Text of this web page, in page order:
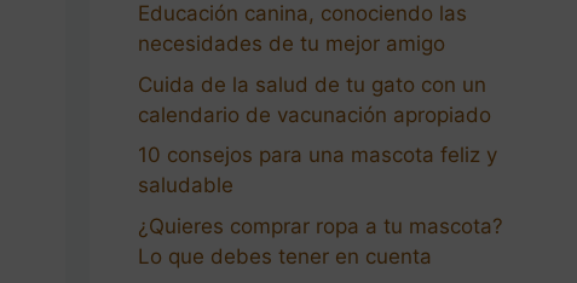
Educación canina, conociendo las
necesidades de tu mejor amigo
Cuida de la salud de tu gato con un
calendario de vacunación apropiado
10 consejos para una mascota feliz y
saludable
¿Quieres comprar ropa a tu mascota?
Lo que debes tener en cuenta